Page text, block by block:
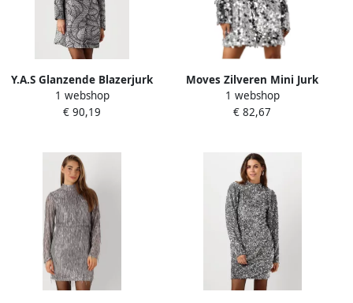
Y.A.S Glanzende Blazerjurk
voor Avondje Uit Gray
Dames
1 webshop
€ 90,19
Moves Zilveren Mini Jurk
Idona Gray Dames
1 webshop
€ 82,67